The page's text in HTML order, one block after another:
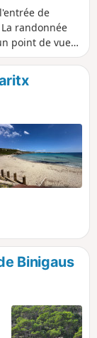
de
randonnée
point de vue
Binigaus